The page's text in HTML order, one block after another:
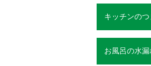
キッチンの
お風呂の水